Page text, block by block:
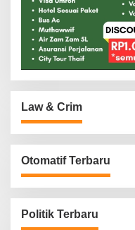
Law & Crim
Otomatif Terbaru
Politik Terbaru